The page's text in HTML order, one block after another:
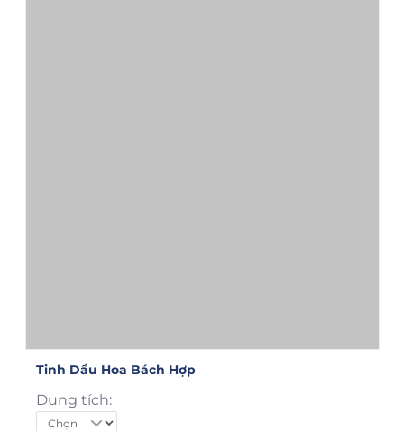
Tinh Dầu Hoa Bách Hợp
Dung tích: